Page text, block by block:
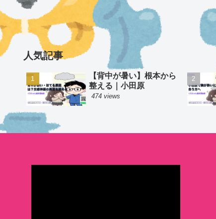
人気記事
【背中が暑い】根本から
整える｜小田原
474 views